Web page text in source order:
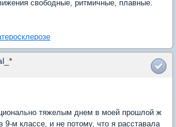
свободные, ритмичные, плавные.
тяжелым днем в моей прошлой ж
9-м классе, и не потому, что я расставала